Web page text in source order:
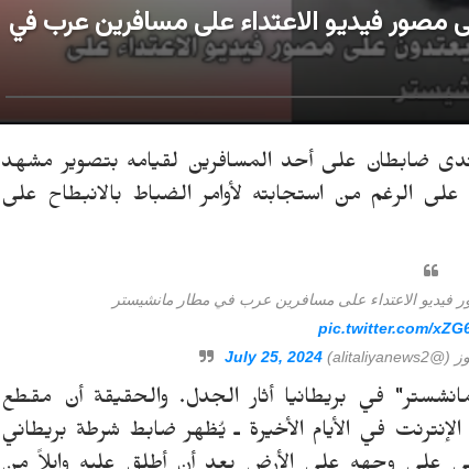
مصور فيديو الاعتداء على مسافرين عرب في
ضابطان على أحد المسافرين لقيامه بتصوير مشهد
الرغم من استجابته لأوامر الضباط بالانبطاح على
فيديو الاعتداء على مسافرين عرب في مطار مانشيستر
pic.twitter.com/
July 25, 2024
في بريطانيا أثار الجدل. والحقيقة أن مقطع
في الأيام الأخيرة ـ يُظهر ضابط شرطة بريطاني